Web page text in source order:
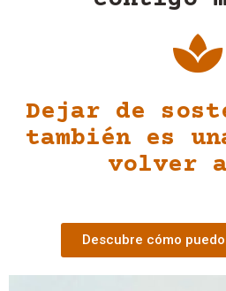
Dejar de
también es
volver
Descubre cómo